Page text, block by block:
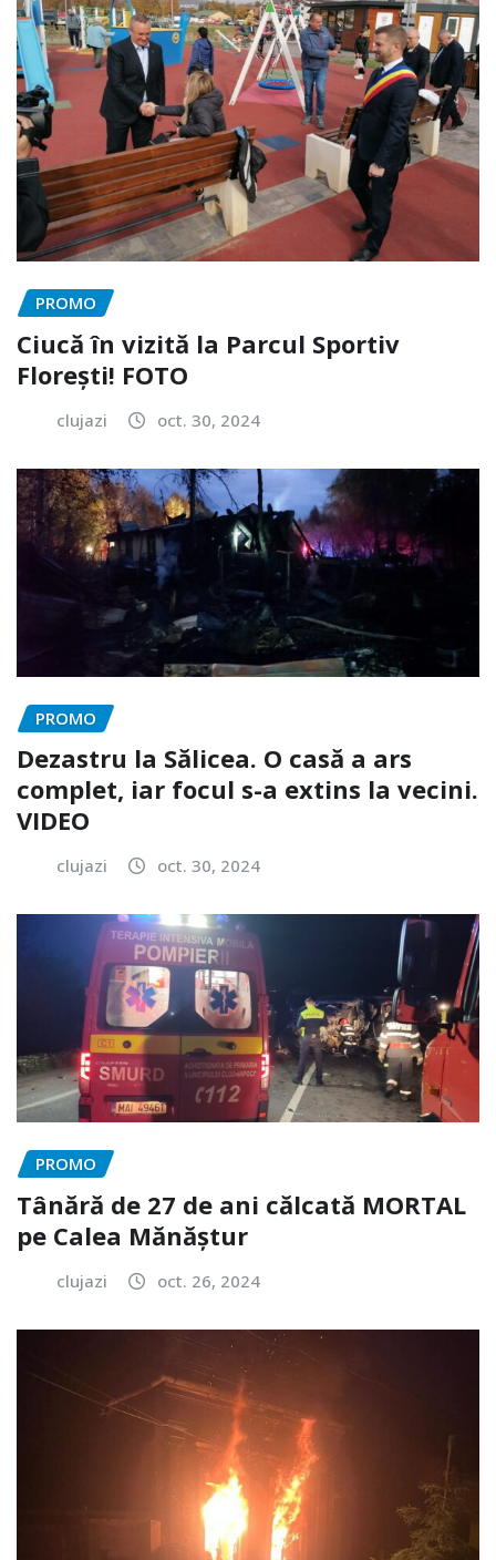
PROMO
Ciucă în vizită la Parcul Sportiv
Florești! FOTO
clujazi oct. 30, 2024
PROMO
Dezastru la Sălicea. O casă a ars
complet, iar focul s-a extins la vecini.
VIDEO
clujazi oct. 30, 2024
PROMO
Tânără de 27 de ani călcată MORTAL
pe Calea Mănăștur
clujazi oct. 26, 2024